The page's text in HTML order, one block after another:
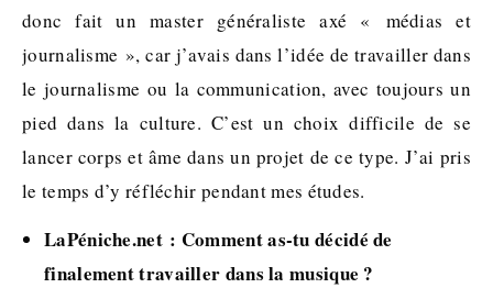
donc fait un master généraliste axé « médias et
journalisme », car j’avais dans l’idée de travailler dans
le journalisme ou la communication, avec toujours un
pied dans la culture. C’est un choix difficile de se
lancer corps et âme dans un projet de ce type. J’ai pris
le temps d’y réfléchir pendant mes études.
LaPéniche.net : Comment as-tu décidé de
finalement travailler dans la musique ?